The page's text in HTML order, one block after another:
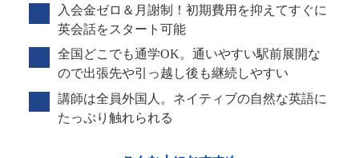
入会金ゼロ＆月謝制！初期費用を抑えてすぐに
英会話をスタート可能
全国どこでも通学OK。通いやすい駅前展開な
ので出張先や引っ越し後も継続しやすい
講師は全員外国人。ネイティブの自然な英語に
たっぷり触れられる